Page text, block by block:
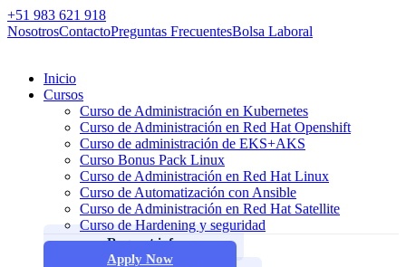
+51 983 621 918
NosotrosContactoPreguntas FrecuentesBolsa Laboral
Inicio
Cursos
Curso de Administración en Kubernetes
Curso de Administración en Red Hat Openshift
Curso de administración de EKS+AKS
Curso Bonus Pack Linux
Curso de Administración en Red Hat Linux
Curso de Automatización con Ansible
Curso de Administración en Red Hat Satellite
Curso de Hardening y seguridad
Request info
Apply Now